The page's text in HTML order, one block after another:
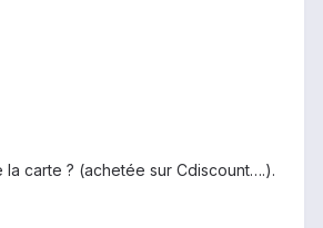
la carte ? (achetée sur Cdiscount….).